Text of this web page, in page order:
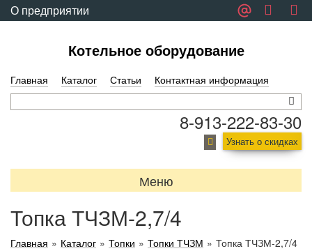
О предприятии
Котельное оборудование
Главная Каталог Статьи Контактная информация
8-913-222-83-30
Узнать о скидках
Меню
Топка ТЧЗМ-2,7/4
Главная » Каталог » Топки » Топки ТЧЗМ » Топка ТЧЗМ-2,7/4